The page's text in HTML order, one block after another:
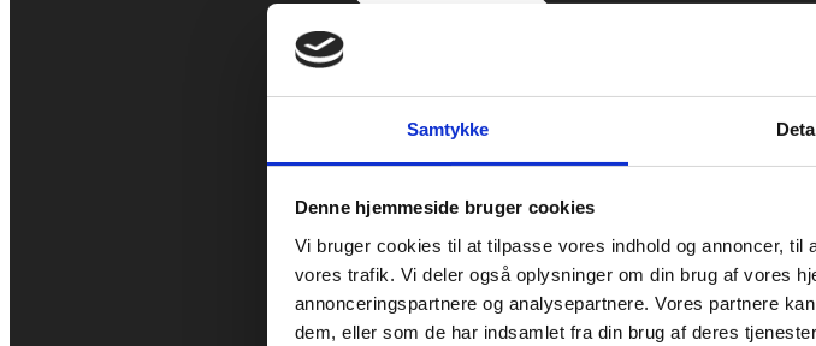
Samtykke
Denne hjemmeside bruger cookies
Vi bruger cookies til at tilpasse vores indhold og annoncer,
vores trafik. Vi deler også oplysninger om din brug af vores
annonceringspartnere og analysepartnere. Vores partnere
dem, eller som de har indsamlet fra din brug af deres